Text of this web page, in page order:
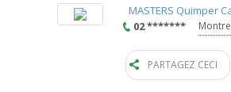
MASTERS Quimper
02 *******
PARTAGEZ CECI